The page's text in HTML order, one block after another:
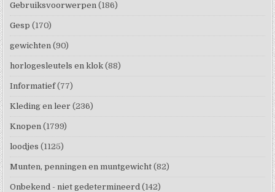
Gebruiksvoorwerpen (186)
Gesp (170)
gewichten (90)
horlogesleutels en klok (88)
Informatief (77)
Kleding en leer (236)
Knopen (1799)
loodjes (1125)
Munten, penningen en muntgewicht (82)
Onbekend - niet gedetermineerd (142)